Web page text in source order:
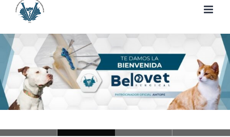
Loading...